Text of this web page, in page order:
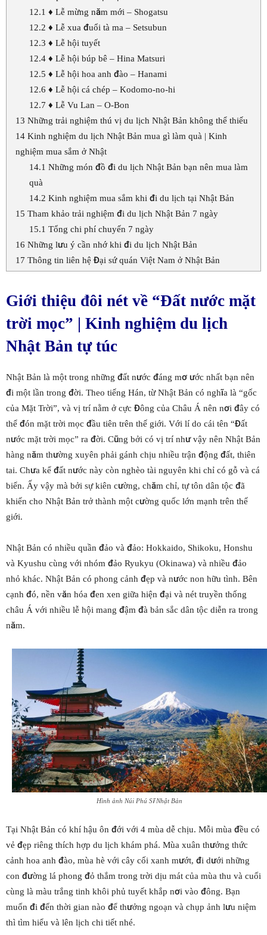
12.1 ♦ Lễ mừng năm mới – Shogatsu
12.2 ♦ Lễ xua đuổi tà ma – Setsubun
12.3 ♦ Lễ hội tuyết
12.4♦ Lễ hội búp bê – Hina Matsuri
12.5 ♦ Lễ hội hoa anh đào – Hanami
12.6 ♦ Lễ hội cá chép – Kodomo-no-hi
12.7 ♦ Lễ Vu Lan – O-Bon
13 Những trải nghiệm thú vị du lịch Nhật Bản không thể thiếu
14 Kinh nghiệm du lịch Nhật Bản mua gì làm quà | Kinh
nghiệm mua sắm ở Nhật
14.1 Những món đồ đi du lịch Nhật Bản bạn nên mua làm
quà
14.2 Kinh nghiệm mua sắm khi đi du lịch tại Nhật Bản
15 Tham khảo trải nghiệm đi du lịch Nhật Bản 7 ngày
15.1 Tổng chi phí chuyến 7 ngày
16 Những lưu ý cần nhớ khi đi du lịch Nhật Bản
17 Thông tin liên hệ Đại sứ quán Việt Nam ở Nhật Bản
Giới thiệu đôi nét về “Đất nước mặt
trời mọc” | Kinh nghiệm du lịch
Nhật Bản tự túc
Nhật Bản là một trong những đất nước đáng mơ ước nhất bạn nên
đi một lần trong đời. Theo tiếng Hán, từ Nhật Bản có nghĩa là “gốc
của Mặt Trời”, và vị trí nằm ở cực Đông của Châu Á nên nơi đây có
thể đón mặt trời mọc đầu tiên trên thế giới. Với lí do cái tên “Đất
nước mặt trời mọc” ra đời. Cũng bởi có vị trí như vậy nên Nhật Bản
hàng năm thường xuyên phải gánh chịu nhiều trận động đất, thiên
tai. Chưa kể đất nước này còn nghèo tài nguyên khi chỉ có gỗ và cá
biển. Ấy vậy mà bởi sự kiên cường, chăm chỉ, tự tôn dân tộc đã
khiến cho Nhật Bản trở thành một cường quốc lớn mạnh trên thế
giới.
Nhật Bản có nhiều quần đảo và đảo: Hokkaido, Shikoku, Honshu
và Kyushu cùng với nhóm đảo Ryukyu (Okinawa) và nhiều đảo
nhỏ khác. Nhật Bản có phong cảnh đẹp và nước non hữu tình. Bên
cạnh đó, nền văn hóa đen xen giữa hiện đại và nét truyền thống
châu Á với nhiều lễ hội mang đậm đà bản sắc dân tộc diễn ra trong
năm.
Hình ảnh Núi Phú Sĩ Nhật Bản
Tại Nhật Bản có khí hậu ôn đới với 4 mùa dễ chịu. Mỗi mùa đều có
vẻ đẹp riêng thích hợp du lịch khám phá. Mùa xuân thưởng thức
cảnh hoa anh đào, mùa hè với cây cối xanh mướt, đi dưới những
con đường lá phong đỏ thắm trong trời dịu mát của mùa thu và cuối
cùng là màu trắng tinh khôi phủ tuyết khắp nơi vào đông. Bạn
muốn đi đến thời gian nào để thưởng ngoạn và chụp ảnh lưu niệm
thì tìm hiểu và lên lịch chi tiết nhé.